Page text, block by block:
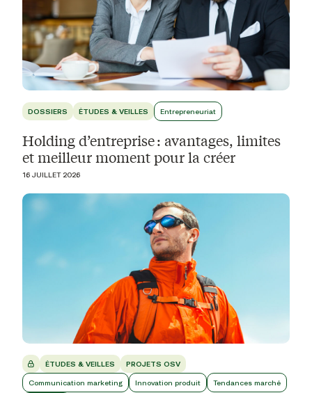
DOSSIERS ÉTUDES & VEILLES Entrepreneuriat
Holding d’entreprise : avantages, limites
et meilleur moment pour la créer
16 JUILLET 2026
ÉTUDES & VEILLES PROJETS OSV
Communication marketing Innovation produit Tendances marché